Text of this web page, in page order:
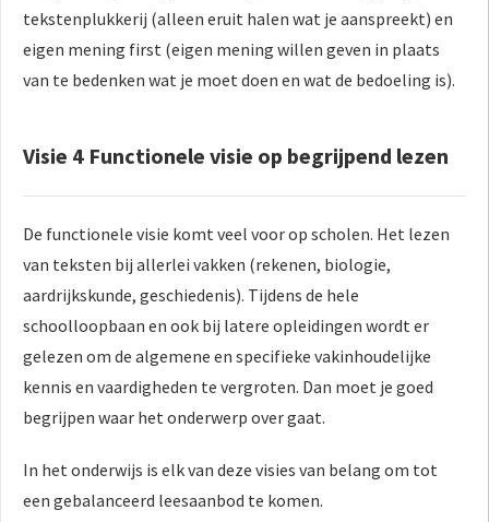
tekstenplukkerij (alleen eruit halen wat je aanspreekt) en
eigen mening first (eigen mening willen geven in plaats
van te bedenken wat je moet doen en wat de bedoeling is).
Visie 4 Functionele visie op begrijpend lezen
De functionele visie komt veel voor op scholen. Het lezen
van teksten bij allerlei vakken (rekenen, biologie,
aardrijkskunde, geschiedenis). Tijdens de hele
schoolloopbaan en ook bij latere opleidingen wordt er
gelezen om de algemene en specifieke vakinhoudelijke
kennis en vaardigheden te vergroten. Dan moet je goed
begrijpen waar het onderwerp over gaat.
In het onderwijs is elk van deze visies van belang om tot
een gebalanceerd leesaanbod te komen.